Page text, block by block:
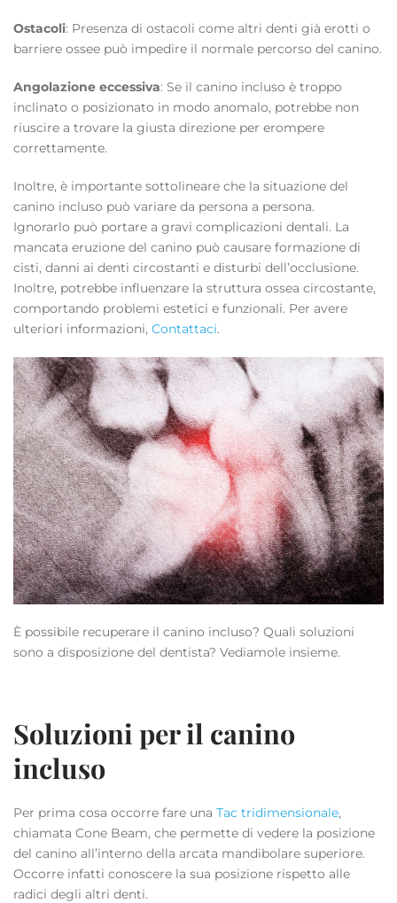
Ostacoli: Presenza di ostacoli come altri denti già erotti o
barriere ossee può impedire il normale percorso del canino.
Angolazione eccessiva: Se il canino incluso è troppo
inclinato o posizionato in modo anomalo, potrebbe non
riuscire a trovare la giusta direzione per erompere
correttamente.
Inoltre, è importante sottolineare che la situazione del
canino incluso può variare da persona a persona.
Ignorarlo può portare a gravi complicazioni dentali. La
mancata eruzione del canino può causare formazione di
cisti, danni ai denti circostanti e disturbi dell’occlusione.
Inoltre, potrebbe influenzare la struttura ossea circostante,
comportando problemi estetici e funzionali. Per avere
ulteriori informazioni, Contattaci.
È possibile recuperare il canino incluso? Quali soluzioni
sono a disposizione del dentista? Vediamole insieme.
Soluzioni per il canino
incluso
Per prima cosa occorre fare una Tac tridimensionale,
chiamata Cone Beam, che permette di vedere la posizione
del canino all’interno della arcata mandibolare superiore.
Occorre infatti conoscere la sua posizione rispetto alle
radici degli altri denti.